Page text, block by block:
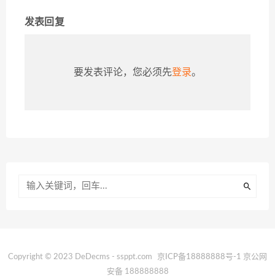
发表回复
要发表评论，您必须先登录。
Copyright © 2023 DeDecms - ssppt.com 京ICP备18888888号-1 京公网
安备 188888888